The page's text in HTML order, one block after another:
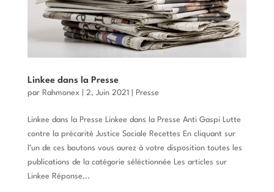
Linkee dans la Presse
par Rahmonex| 2, Juin 2021 Presse
Linkee dans la Presse Linkee dans la Presse Anti Gaspi Lutte
contre la précarité Justice Sociale Recettes En cliquant sur
l’un de ces boutons vous aurez à votre disposition toutes les
publications de la catégorie séléctionnée Les articles sur
Linkee Réponse...